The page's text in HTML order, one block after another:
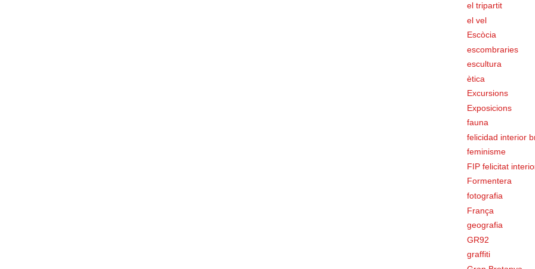
el tripartit
el vel
Escòcia
escombraries
escultura
ètica
Excursions
Exposicions
fauna
felicidad interior
feminisme
FIP felicitat
Formentera
fotografia
França
geografia
GR92
graffiti